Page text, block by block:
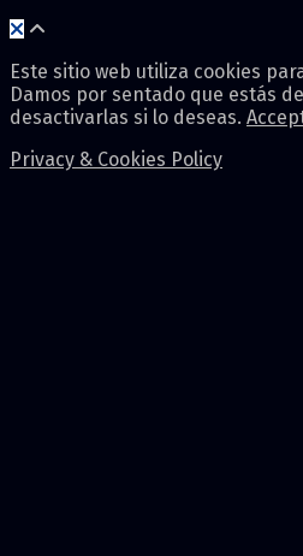
Este sitio web utiliza cookies
Damos por sentado que estás
desactivarlas si lo deseas.
Privacy & Cookies Policy